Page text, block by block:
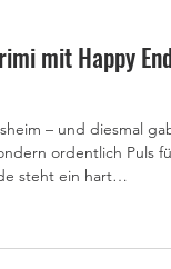
mit Happy End
– und diesmal
steht ein hart